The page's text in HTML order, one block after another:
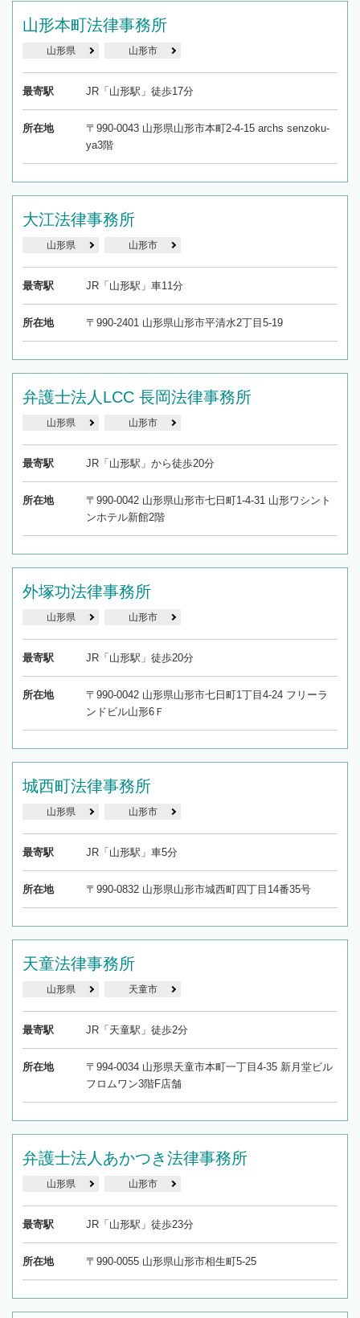
山形本町法律事務所
山形県 山形市
最寄駅 JR「山形駅」徒歩17分
所在地
〒990-0043 山形県山形市本町2-4-15 archs senzoku-
ya3階
大江法律事務所
山形県 山形市
最寄駅 JR「山形駅」車11分
所在地 〒990-2401 山形県山形市平清水2丁目5-19
弁護士法人LCC 長岡法律事務所
山形県 山形市
最寄駅 JR「山形駅」から徒歩20分
所在地
〒990-0042 山形県山形市七日町1-4-31 山形ワシント
ンホテル新館2階
外塚功法律事務所
山形県 山形市
最寄駅 JR「山形駅」徒歩20分
所在地
〒990-0042 山形県山形市七日町1丁目4-24 フリーラ
ンドビル山形6Ｆ
城西町法律事務所
山形県 山形市
最寄駅 JR「山形駅」車5分
所在地 〒990-0832 山形県山形市城西町四丁目14番35号
天童法律事務所
山形県 天童市
最寄駅 JR「天童駅」徒歩2分
所在地
〒994-0034 山形県天童市本町一丁目4-35 新月堂ビル
フロムワン3階F店舗
弁護士法人あかつき法律事務所
山形県 山形市
最寄駅 JR「山形駅」徒歩23分
所在地 〒990-0055 山形県山形市相生町5-25